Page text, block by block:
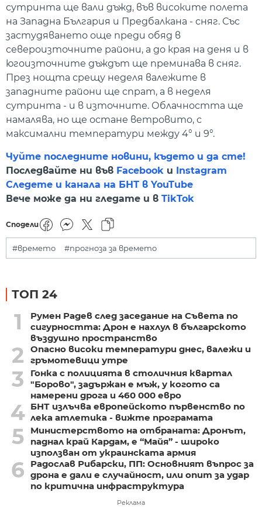
сутринта ще вали дъжд, във високите полета
на Западна България и Предбалкана - сняг. Със
застудяването още преди обяд в
североизточните райони, а до края на деня и в
югоизточните дъждът ще преминава в сняг.
През нощта срещу неделя валежите в
западните райони ще спрат, а в неделя
сутринта - и в източните. Облачността ще
намалява, но ще остане ветровито, с
максимални температури между 4° и 9°.
Чуйте последните новини, където и да сте!
Последвайте ни във Facebook и Instagram
Следете и канала на БНТ в YouTube
Вече може да ни гледате и в TikTok
Сподели
#времето #прогноза за времето
ТОП 24
1
Румен Радев след заседание на Съвета по
сигурността: Дрон е нахлул в българското
въздушно пространство
2
Опасно високи температури днес, валежи и
гръмотевици утре
3
Гонка с полицията в столичния квартал
"Борово", задържан е мъж, у когото са
намерени дрога и 460 000 евро
4 БНТ излъчва европейското първенство по
лека атлетика - вижте програмата
5
Министерството на отбраната: Дронът,
паднал край Кардам, е “Майя” - широко
използван от украинската армия
6
Радослав Рибарски, ПП: Основният въпрос за
дрона е дали е случайност, или опит за удар
по критична инфраструктура
Реклама